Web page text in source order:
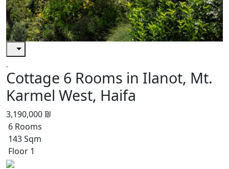
Cottage 6 Rooms in Ilanot, Mt.
Karmel West, Haifa
3,190,000 ₪
6 Rooms
143 Sqm
Floor 1